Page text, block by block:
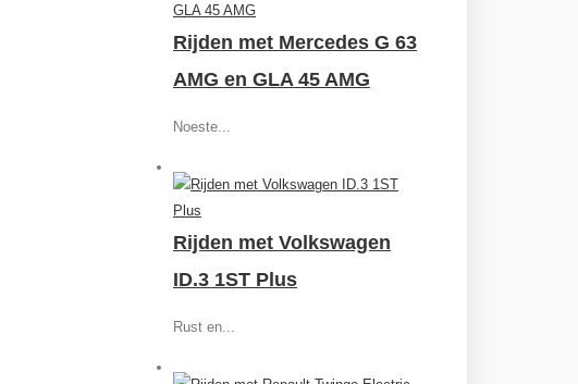
Rijden met Mercedes G 63
AMG en GLA 45 AMG
Noeste...
Rijden met Volkswagen
ID.3 1ST Plus
Rust en...